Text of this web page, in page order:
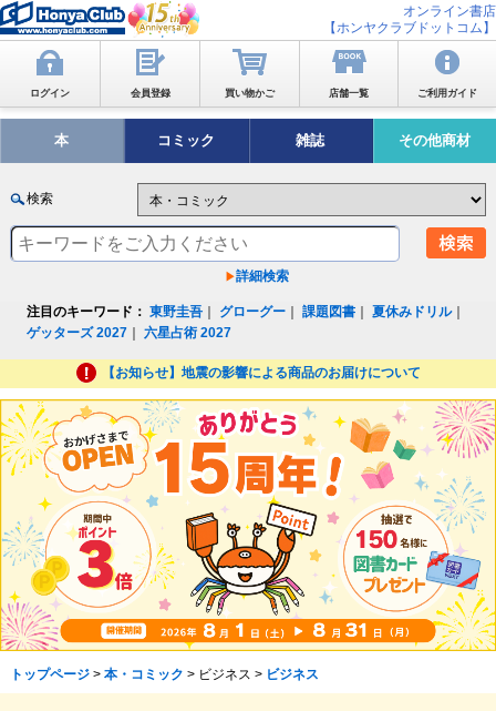
オンライン書店
【ホンヤクラブドットコム】
ログイン 会員登録 買い物かご 店舗一覧 ご利用ガイド
本 コミック 雑誌 その他商材
検索
詳細検索
注目のキーワード： 東野圭吾 グローグー ｜課題図書 ｜夏休みドリル｜
ゲッターズ 2027 ｜六星占術 2027
【お知らせ】地震の影響による商品のお届けについて
トップページ> 本・コミック > ビジネス > ビジネス